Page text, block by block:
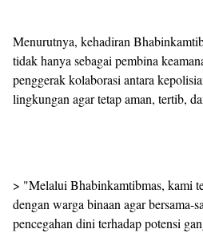
Menurutnya, kehadiran
tidak hanya sebagai pembina
penggerak kolaborasi antara
lingkungan agar tetap aman, tertib,
> "Melalui Bhabinkamtibmas, kami
dengan warga binaan agar bersama-
pencegahan dini terhadap potensi